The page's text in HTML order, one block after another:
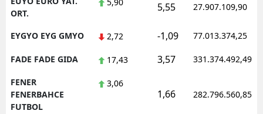
ORT.
5,90 5,55 27.907.109,90
EYGYO EYG GMYO 2,72 -1,09 77.013.374,25
FADE FADE GIDA 17,43 3,57 331.374.492,49
FENER
FENERBAHCE
FUTBOL
3,06
1,66 282.796.560,85